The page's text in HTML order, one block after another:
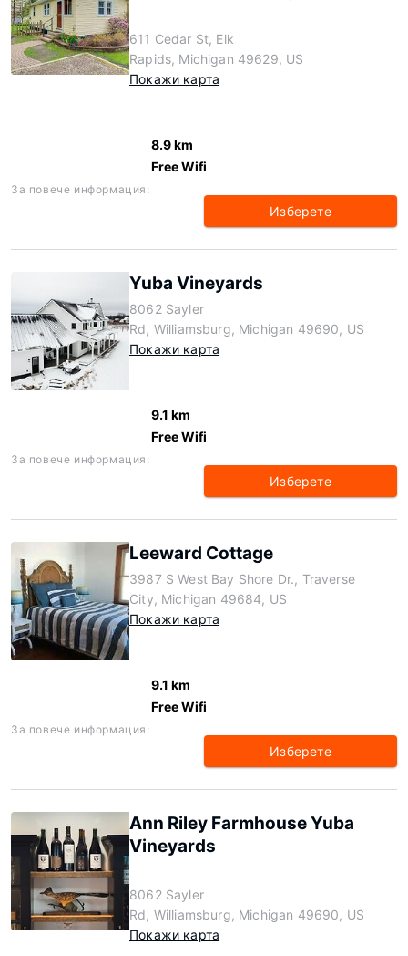
611 Cedar St, Elk
Rapids, Michigan 49629, US
Покажи карта
8.9 km
Free Wifi
За повече информация:
Изберете
Yuba Vineyards
8062 Sayler
Rd, Williamsburg, Michigan 49690, US
Покажи карта
9.1 km
Free Wifi
За повече информация:
Изберете
Leeward Cottage
3987 S West Bay Shore Dr., Traverse
City, Michigan 49684, US
Покажи карта
9.1 km
Free Wifi
За повече информация:
Изберете
Ann Riley Farmhouse Yuba
Vineyards
8062 Sayler
Rd, Williamsburg, Michigan 49690, US
Покажи карта